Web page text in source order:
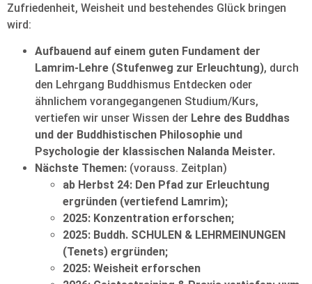
Zufriedenheit, Weisheit und bestehendes Glück bringen
wird:
Aufbauend auf einem guten Fundament der
Lamrim-Lehre (Stufenweg zur Erleuchtung), durch
den Lehrgang Buddhismus Entdecken oder
ähnlichem vorangegangenen Studium/Kurs,
vertiefen wir unser Wissen der Lehre des Buddhas
und der Buddhistischen Philosophie und
Psychologie der klassischen Nalanda Meister.
Nächste Themen: (vorauss. Zeitplan)
ab Herbst 24: Den Pfad zur Erleuchtung
ergründen (vertiefend Lamrim);
2025: Konzentration erforschen;
2025: Buddh. SCHULEN & LEHRMEINUNGEN
(Tenets) ergründen;
2025: Weisheit erforschen